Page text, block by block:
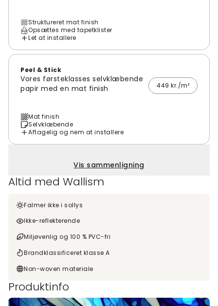
Struktureret mat finish
Opsættes med tapetklister
Let at installere
Peel & Stick
Vores førsteklasses selvklæbende
papir med en mat finish
449 kr./m²
Mat finish
Selvklæbende
Aftagelig og nem at installere
Vis sammenligning
Altid med Wallism
Falmer ikke i sollys
Ikke-reflekterende
Miljøvenlig og 100 % PVC-fri
Brandklassificeret klasse A
Non-woven materiale
Produktinfo